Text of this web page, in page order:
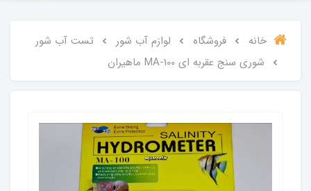
خانه فروشگاه لوازم آب شور
تست آب شور
شوری سنج عقربه ای MA-100 ماهیران